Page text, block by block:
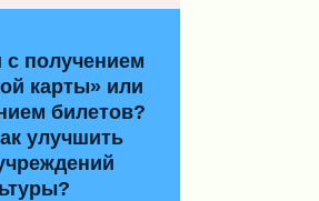
получением
карты» или
билетов?
улучшить